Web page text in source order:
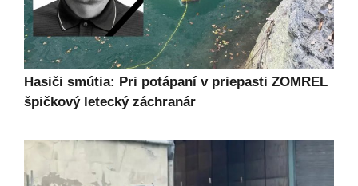
Hasiči smútia: Pri potápaní v priepasti ZOMREL
špičkový letecký záchranár